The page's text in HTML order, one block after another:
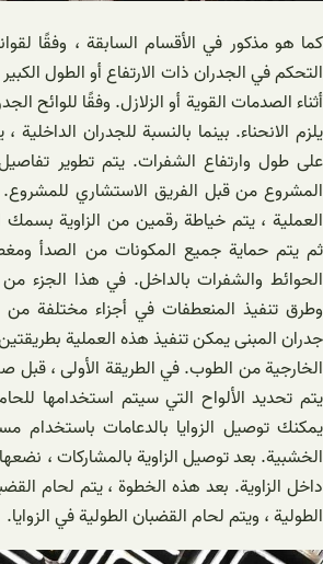
كما هو مذكور في الأقسام السابقة ، وفقًا
التحكم في الجدران ذات الارتفاع أو الطول
أثناء الصدمات القوية أو الزلازل. وفقًا للوائح
يلزم الانحناء. بينما بالنسبة للجدران
على طول وارتفاع الشفرات. يتم تطوير
المشروع من قبل الفريق الاستشاري
العملية ، يتم خياطة رقمين من الزاوية بسمك
ثم يتم حماية جميع المكونات من الصدأ
الحوائط والشفرات بالداخل. في هذا الجزء
وطرق تنفيذ المنعطفات في أجزاء مختلفة من
جدران المبنى يمكن تنفيذ هذه العملية
الخارجية من الطوب. في الطريقة الأولى ، قبل
يتم تحديد الألواح التي سيتم استخدامها
يمكنك توصيل الزوايا بالدعامات باستخدام
الخشبية. بعد توصيل الزاوية بالمشاركات ،
داخل الزاوية. بعد هذه الخطوة ، يتم لحام
الطولية ، ويتم لحام القضبان الطولية في الزوايا.